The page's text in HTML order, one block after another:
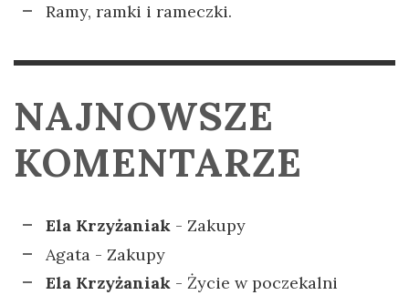
Ramy, ramki i rameczki.
NAJNOWSZE
KOMENTARZE
Ela Krzyżaniak - Zakupy
Agata - Zakupy
Ela Krzyżaniak - Życie w poczekalni